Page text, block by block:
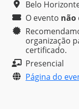
Belo
O evento não
organização
certificado.
Presencial
Página do